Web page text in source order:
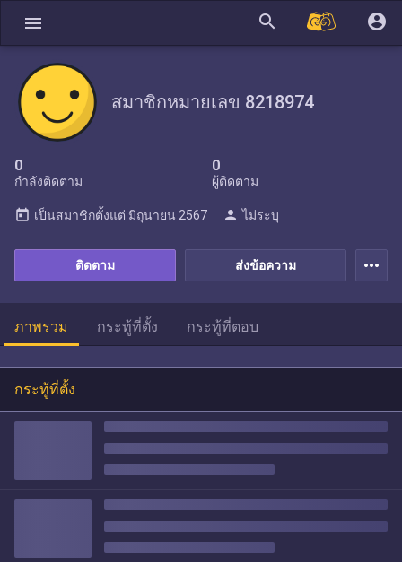
menu search account_circle
สมาชิกหมายเลข 8218974
0
กำลังติดตาม
0
ผู้ติดตาม
ส่งข้อความ
ติดตาม
today เป็นสมาชิกตั้งแต่ มิถุนายน 2567 person ไม่ระบุ
more_horiz
ภาพรวม กระทู้ที่ตั้ง กระทู้ที่ตอบ
กระทู้ที่ตั้ง